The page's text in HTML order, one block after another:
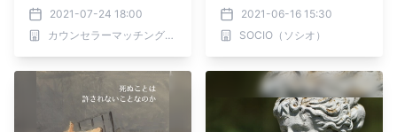
2021-07-24 18:00
カウンセラーマッチングアプリ -Bloste/ブロステ-
2021-06-16 15:30
SOCIO（ソシオ）